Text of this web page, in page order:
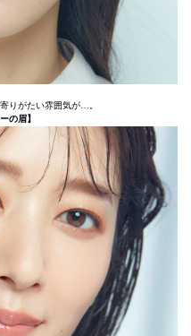
りがたい雰囲気が…。
の眉】